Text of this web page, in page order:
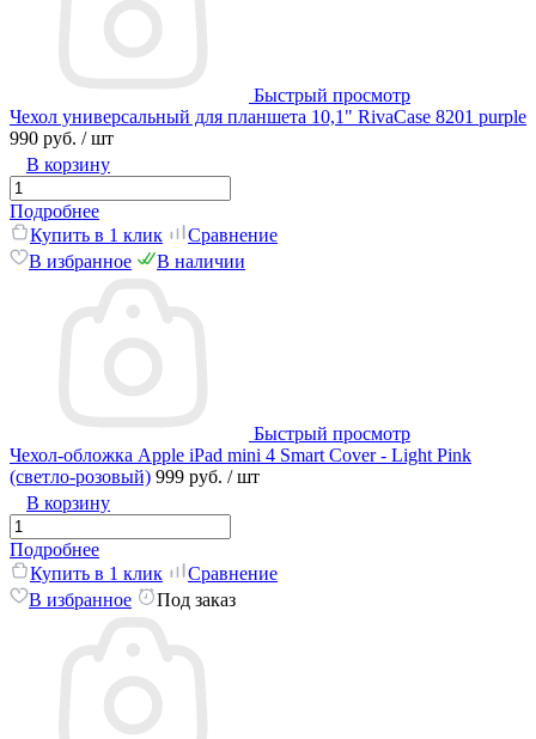
Быстрый просмотр
Чехол универсальный для планшета 10,1" RivaCase 8201 purple
990 руб. / шт
В корзину
Подробнее
Купить в 1 клик
Сравнение
В избранное
В наличии
Быстрый просмотр
Чехол-обложка Apple iPad mini 4 Smart Cover - Light Pink
(светло-розовый) 999 руб. / шт
В корзину
Подробнее
Купить в 1 клик
Сравнение
В избранное
Под заказ